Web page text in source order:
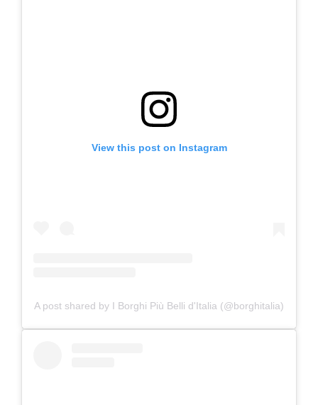
View this post on Instagram
A post shared by I Borghi Più Belli d'Italia (@borghitalia)